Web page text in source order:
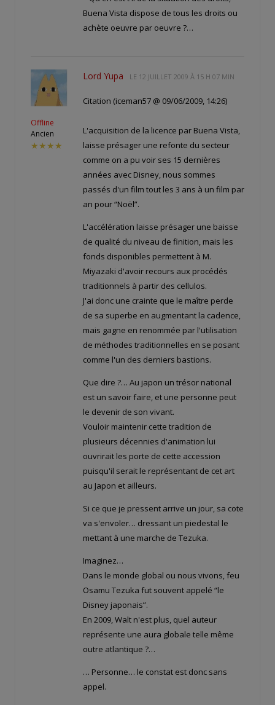
Buena Vista dispose de tous les droits ou
achète oeuvre par oeuvre ?…
Offline
Ancien
★★★★
Lord Yupa LE 12 JUILLET 2009 À 15 H 07 MIN
Citation (iceman57 @ 09/06/2009, 14:26)
L'acquisition de la licence par Buena Vista,
laisse présager une refonte du secteur
comme on a pu voir ses 15 dernières
années avec Disney, nous sommes
passés d'un film tout les 3 ans à un film par
an pour “Noël”.
L'accélération laisse présager une baisse
de qualité du niveau de finition, mais les
fonds disponibles permettent à M.
Miyazaki d'avoir recours aux procédés
traditionnels à partir des cellulos.
J'ai donc une crainte que le maître perde
de sa superbe en augmentant la cadence,
mais gagne en renommée par l'utilisation
de méthodes traditionnelles en se posant
comme l'un des derniers bastions.
Que dire ?… Au japon un trésor national
est un savoir faire, et une personne peut
le devenir de son vivant.
Vouloir maintenir cette tradition de
plusieurs décennies d'animation lui
ouvrirait les porte de cette accession
puisqu'il serait le représentant de cet art
au Japon et ailleurs.
Si ce que je pressent arrive un jour, sa cote
va s'envoler… dressant un piedestal le
mettant à une marche de Tezuka.
Imaginez…
Dans le monde global ou nous vivons, feu
Osamu Tezuka fut souvent appelé “le
Disney japonais”.
En 2009, Walt n'est plus, quel auteur
représente une aura globale telle même
outre atlantique ?…
… Personne… le constat est donc sans
appel.